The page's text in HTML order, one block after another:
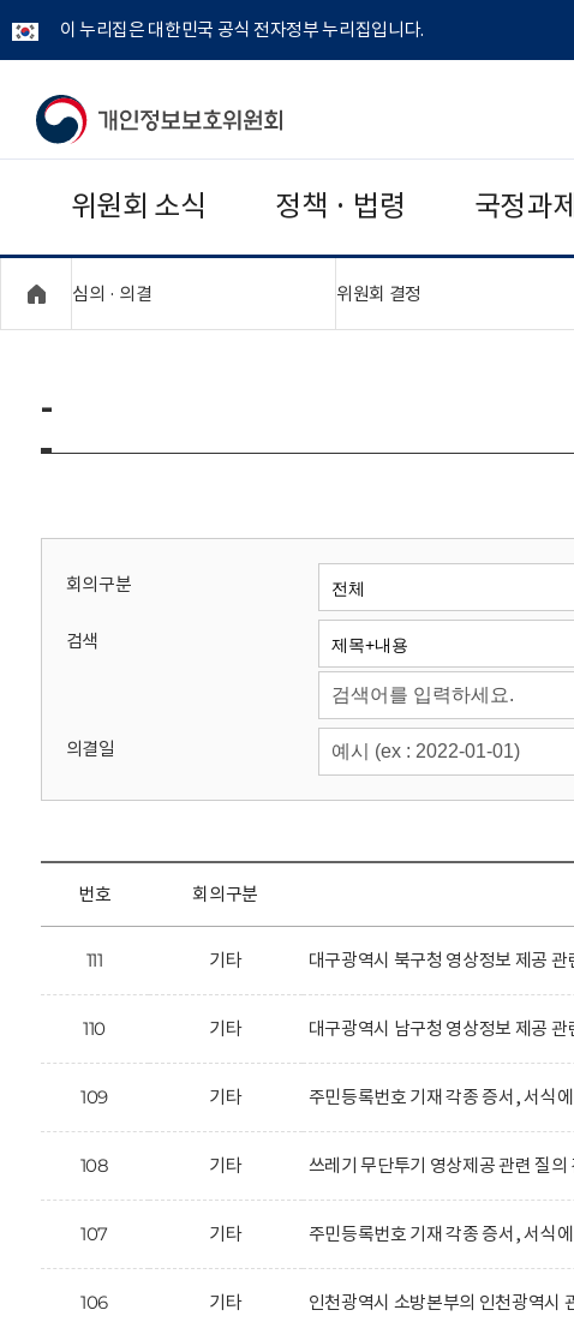
이 누리집은 대한민국 공식 전자정부 누리집입니다.
개
보
보
위
회
위원회 소식 정책 · 법령 국정과제
심의 · 의결 위원회 결정
-
회의구분
검색
의결일
번호 회의구분
111 기타 대구광역시 북구청 영상정보 제공 관
110 기타 대구광역시 남구청 영상정보 제공 관
109 기타 주민등록번호 기재 각종 증서, 서식
108 기타 쓰레기 무단투기 영상제공 관련 질의
107 기타 주민등록번호 기재 각종 증서, 서식
106 기타 인천광역시 소방본부의 인천광역시